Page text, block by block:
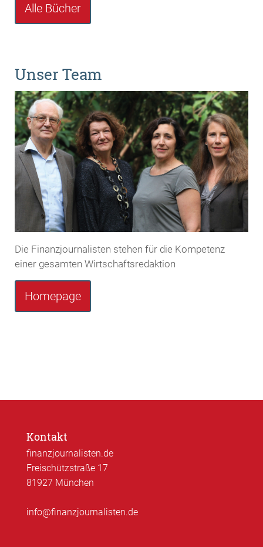
Alle Bücher
Unser Team
Die Finanzjournalisten stehen für die Kompetenz
einer gesamten Wirtschaftsredaktion
Homepage
Kontakt
finanzjournalisten.de
Freischützstraße 17
81927 München
info@finanzjournalisten.de